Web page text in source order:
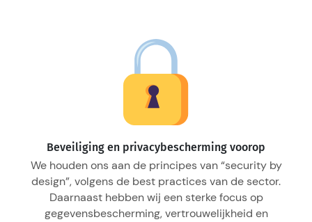
Beveiliging en privacybescherming voorop
We houden ons aan de principes van “security by
design”, volgens de best practices van de sector.
Daarnaast hebben wij een sterke focus op
gegevensbescherming, vertrouwelijkheid en